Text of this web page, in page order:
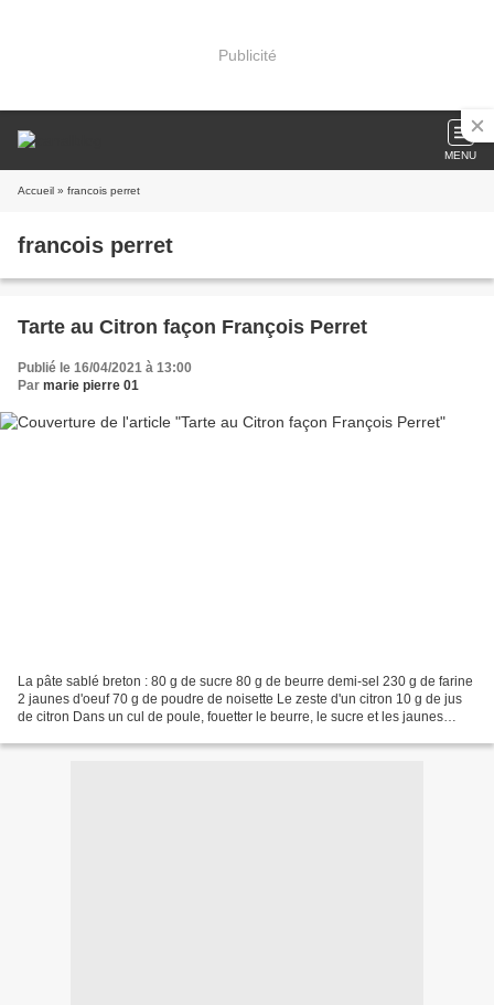
Publicité
MENU
Accueil » francois perret
francois perret
Tarte au Citron façon François Perret
Publié le 16/04/2021 à 13:00
Par marie pierre 01
La pâte sablé breton : 80 g de sucre 80 g de beurre demi-sel 230 g de farine
2 jaunes d'oeuf 70 g de poudre de noisette Le zeste d'un citron 10 g de jus
de citron Dans un cul de poule, fouetter le beurre, le sucre et les jaunes